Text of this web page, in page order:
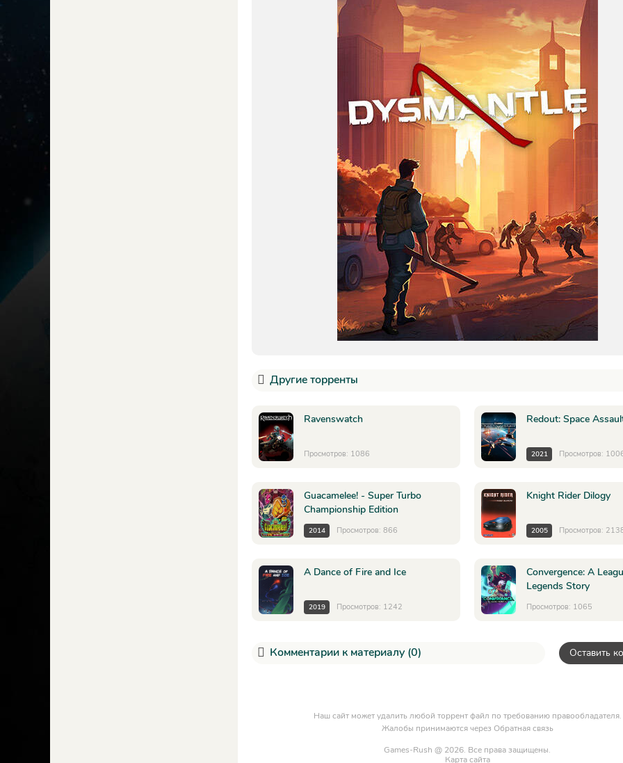
Другие торренты
Ravenswatch
Просмотров: 1086
Redout: Space
2021 Просмотров:
Guacamelee! - Super Turbo
Championship Edition
2014 Просмотров: 866
Knight Rider Dilogy
2005 Просмотров:
A Dance of Fire and Ice
2019 Просмотров: 1242
Convergence: A
Legends Story
Просмотров: 1065
Комментарии к материалу (0) Оставить
Наш сайт может удалить любой торрент файл по требованию правообладателя.
Жалобы принимаются через Обратная связь
Games-Rush @ 2026. Все права защищены.
Карта сайта